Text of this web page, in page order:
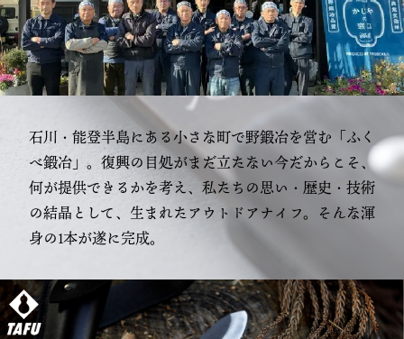
石川・能登半島にある小さな町で野鍛冶を営む「ふく
べ鍛冶」。復興の目処がまだ立たない今だからこそ、
何が提供できるかを考え、私たちの思い・歴史・技術
の結晶として、生まれたアウトドアナイフ。そんな渾
身の1本が遂に完成。